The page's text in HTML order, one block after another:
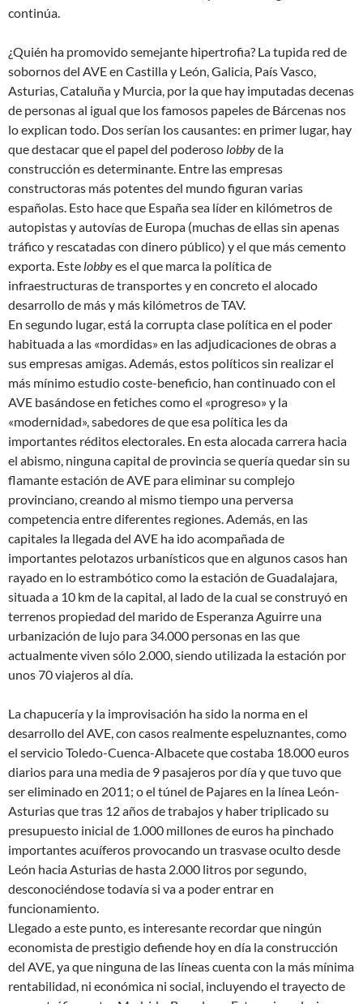
continúa.
¿Quién ha promovido semejante hipertrofia? La tupida red de
sobornos del AVE en Castilla y León, Galicia, País Vasco,
Asturias, Cataluña y Murcia, por la que hay imputadas decenas
de personas al igual que los famosos papeles de Bárcenas nos
lo explican todo. Dos serían los causantes: en primer lugar, hay
que destacar que el papel del poderoso lobbyde la
construcción es determinante. Entre las empresas
constructoras más potentes del mundo figuran varias
españolas. Esto hace que España sea líder en kilómetros de
autopistas y autovías de Europa (muchas de ellas sin apenas
tráfico y rescatadas con dinero público) y el que más cemento
exporta. Este lobbyes el que marca la política de
infraestructuras de transportes y en concreto el alocado
desarrollo de más y más kilómetros de TAV.
En segundo lugar, está la corrupta clase política en el poder
habituada a las «mordidas» en las adjudicaciones de obras a
sus empresas amigas. Además, estos políticos sin realizar el
más mínimo estudio coste-beneficio, han continuado con el
AVE basándose en fetiches como el «progreso» y la
«modernidad», sabedores de que esa política les da
importantes réditos electorales. En esta alocada carrera hacia
el abismo, ninguna capital de provincia se quería quedar sin su
flamante estación de AVE para eliminar su complejo
provinciano, creando al mismo tiempo una perversa
competencia entre diferentes regiones. Además, en las
capitales la llegada del AVE ha ido acompañada de
importantes pelotazos urbanísticos que en algunos casos han
rayado en lo estrambótico como la estación de Guadalajara,
situada a 10 km de la capital, al lado de la cual se construyó en
terrenos propiedad del marido de Esperanza Aguirre una
urbanización de lujo para 34.000 personas en las que
actualmente viven sólo 2.000, siendo utilizada la estación por
unos 70 viajeros al día.
La chapucería y la improvisación ha sido la norma en el
desarrollo del AVE, con casos realmente espeluznantes, como
el servicio Toledo-Cuenca-Albacete que costaba 18.000 euros
diarios para una media de 9 pasajeros por día y que tuvo que
ser eliminado en 2011; o el túnel de Pajares en la línea León-
Asturias que tras 12 años de trabajos y haber triplicado su
presupuesto inicial de 1.000 millones de euros ha pinchado
importantes acuíferos provocando un trasvase oculto desde
León hacia Asturias de hasta 2.000 litros por segundo,
desconociéndose todavía si va a poder entrar en
funcionamiento.
Llegado a este punto, es interesante recordar que ningún
economista de prestigio defiende hoy en día la construcción
del AVE, ya que ninguna de las líneas cuenta con la más mínima
rentabilidad, ni económica ni social, incluyendo el trayecto de